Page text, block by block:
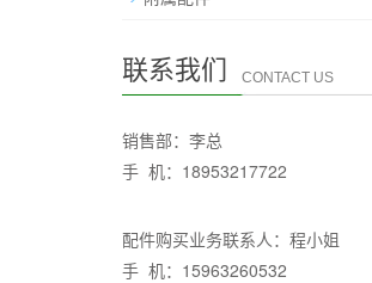
联系我们 CONTACT US
销售部：李总
手 机：18953217722
配件购买业务联系人：程小姐
手 机：15963260532